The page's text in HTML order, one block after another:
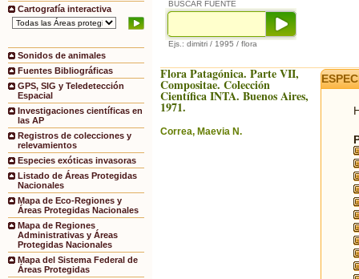
Cartografía interactiva
Sonidos de animales
Fuentes Bibliográficas
GPS, SIG y Teledetección
Espacial
Investigaciones científicas en
las AP
Registros de colecciones y
relevamientos
Especies exóticas invasoras
Listado de Áreas Protegidas
Nacionales
Mapa de Eco-Regiones y
Áreas Protegidas Nacionales
Mapa de Regiones
Administrativas y Áreas
Protegidas Nacionales
Mapa del Sistema Federal de
Áreas Protegidas
BUSCAR FUENTE
Ejs.: dimitri / 1995 / flora
Flora Patagónica. Parte VII,
Compositae. Colección
Científica INTA. Buenos Aires,
1971.
Correa, Maevia N.